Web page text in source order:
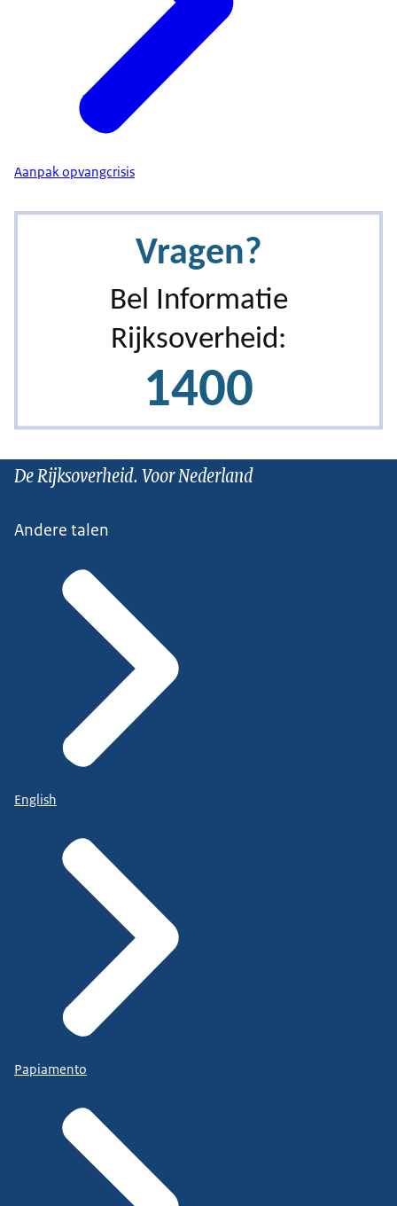
Aanpak opvangcrisis
De Rijksoverheid. Voor Nederland
Andere talen
English
Papiamento